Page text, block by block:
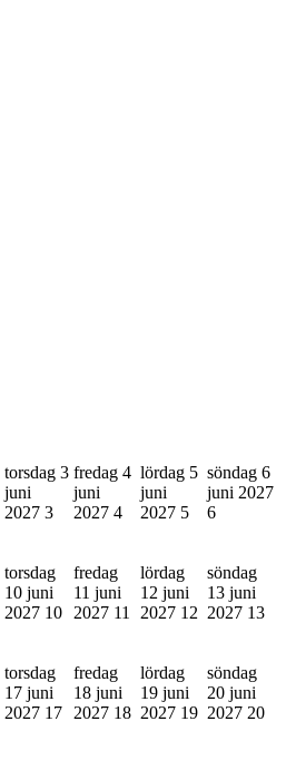
torsdag 3
juni
2027 3
fredag 4
juni
2027 4
lördag 5
juni
2027 5
söndag 6
juni 2027
6
torsdag
10 juni
2027 10
fredag
11 juni
2027 11
lördag
12 juni
2027 12
söndag
13 juni
2027 13
torsdag
17 juni
2027 17
fredag
18 juni
2027 18
lördag
19 juni
2027 19
söndag
20 juni
2027 20